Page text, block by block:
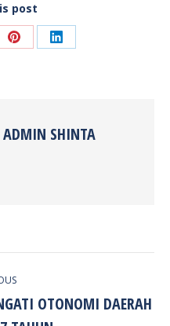
post
Share Share
ADMIN SHINTA
OTONOMI DAERAH